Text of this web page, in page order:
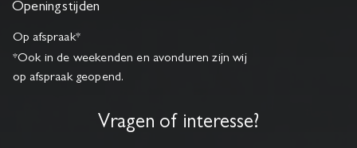
Openingstijden
Op afspraak*
*Ook in de weekenden en avonduren zijn wij
op afspraak geopend.
Vragen of interesse?